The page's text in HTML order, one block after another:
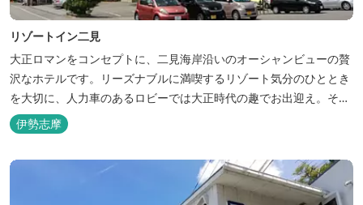
リゾートイン二見
大正ロマンをコンセプトに、二見海岸沿いのオーシャンビューの贅
沢なホテルです。リーズナブルに満喫するリゾート気分のひととき
を大切に、人力車のあるロビーでは大正時代の趣でお出迎え。そし
て、抜群の眺めが自慢の露天風呂｢七福の湯｣は、趣向を凝らした七
つのお風呂のうち、五つをご宿泊者様無料の貸切風呂としてご利用
伊勢志摩